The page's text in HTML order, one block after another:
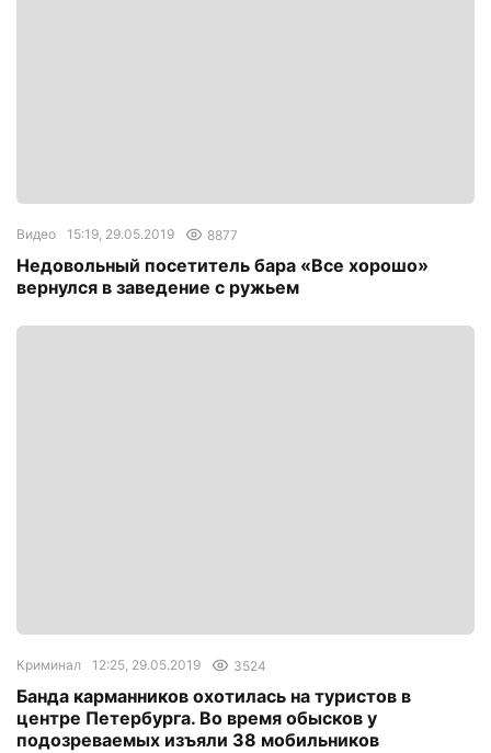
Видео 15:19, 29.05.2019 8877
Недовольный посетитель бара «Все хорошо»
вернулся в заведение с ружьем
Криминал 12:25, 29.05.2019 3524
Банда карманников охотилась на туристов в
центре Петербурга. Во время обысков у
подозреваемых изъяли 38 мобильников